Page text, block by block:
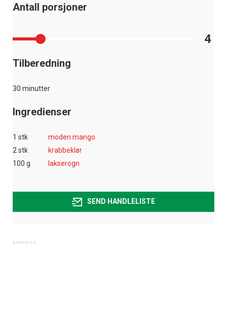
Antall porsjoner
4
Tilberedning
30 minutter
Ingredienser
1 stk
moden mango
2 stk
krabbeklør
100 g
lakserogn
SEND HANDLELISTE